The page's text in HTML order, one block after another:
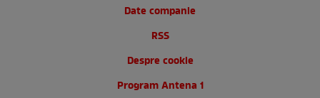
Date companie
RSS
Despre cookie
Program Antena 1